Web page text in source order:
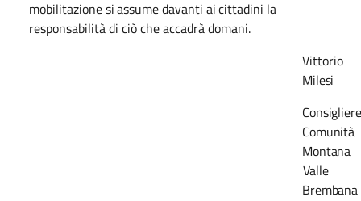
mobilitazionesiassumedavanti aicittadini la
responsabilità di ciò che accadrà domani.
Vittorio
Milesi
Consigliere
Comunità
Montana
Valle
Brembana